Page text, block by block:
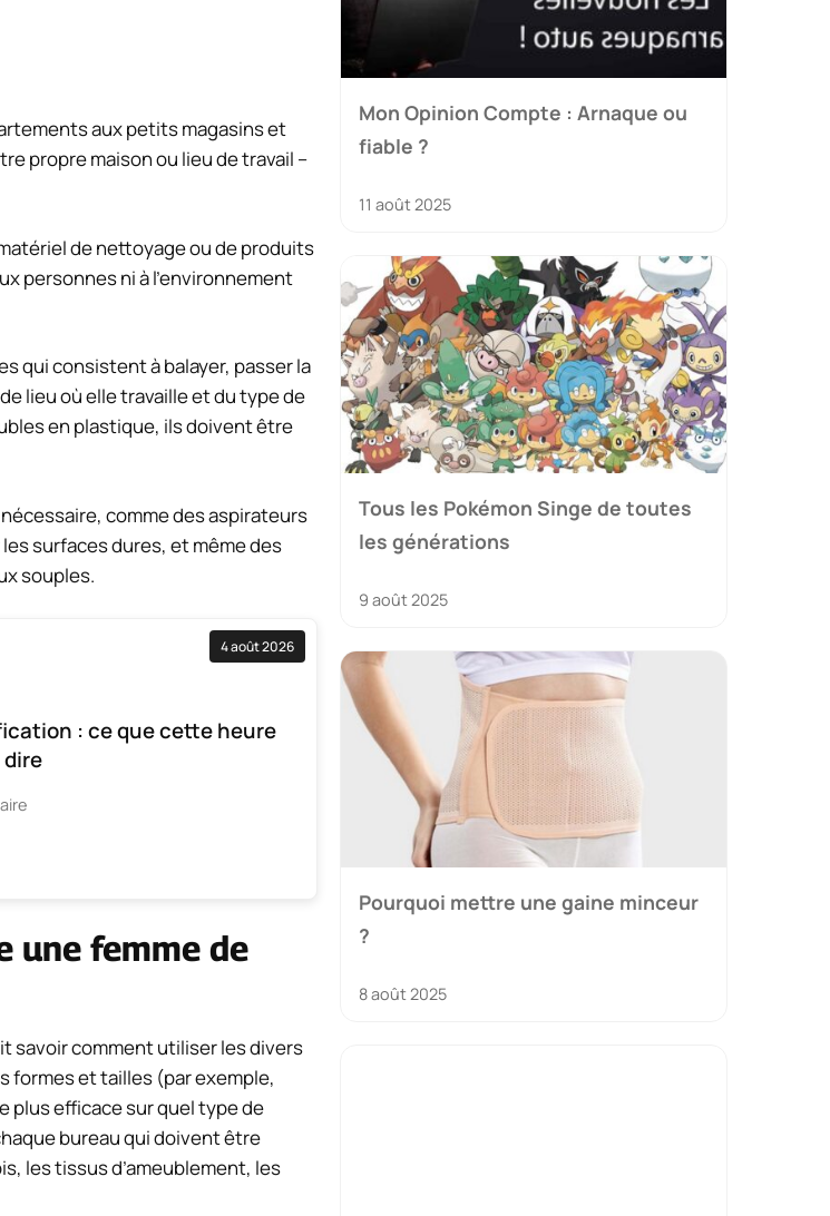
aux petits magasins et
propre maison ou lieu de travail –
de nettoyage ou de produits
personnes ni à l’environnement
qui consistent à balayer, passer la
lieu où elle travaille et du type de
en plastique, ils doivent être
comme des aspirateurs
surfaces dures, et même des
souples.
4 août 2026
: ce que cette heure
une femme de
savoir comment utiliser les divers
et tailles (par exemple,
plus efficace sur quel type de
bureau qui doivent être
les tissus d’ameublement, les
Mon Opinion Compte : Arnaque ou
fiable ?
11 août 2025
Tous les Pokémon Singe de toutes
les générations
9 août 2025
Pourquoi mettre une gaine minceur
?
8 août 2025